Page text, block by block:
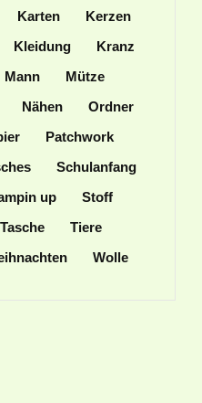
Karten
Kerzen
Kleidung
Kranz
Mann
Mütze
Nähen
Ordner
Patchwork
Schulanfang
up
Stoff
Tasche
Tiere
Wolle